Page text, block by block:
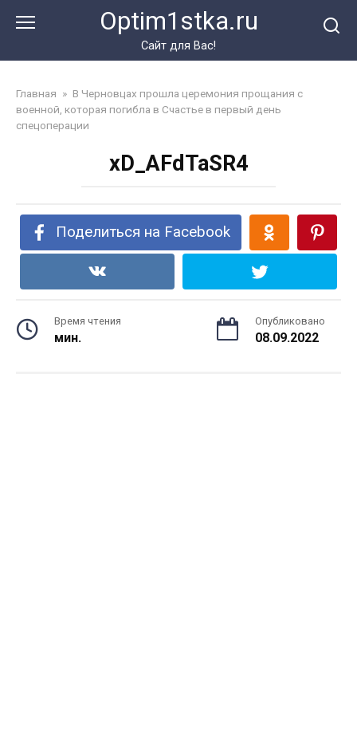
Optim1stka.ru
Сайт для Вас!
Главная » В Черновцах прошла церемония прощания с
военной, которая погибла в Счастье в первый день
спецоперации
xD_AFdTaSR4
Поделиться на Facebook
Время чтения
мин.
Опубликовано
08.09.2022